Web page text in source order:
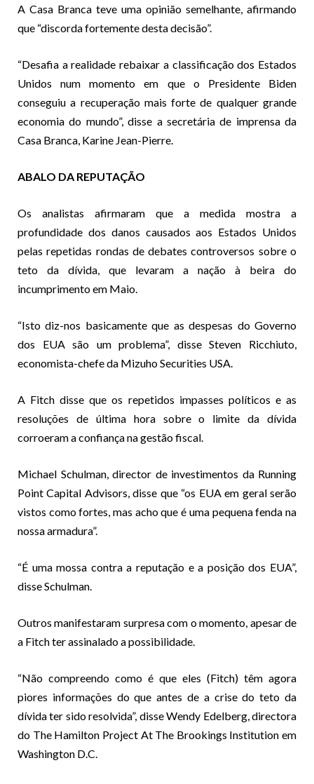
A Casa Branca teve uma opinião semelhante, afirmando
que “discorda fortemente desta decisão”.
“Desafia a realidade rebaixar a classificação dos Estados
Unidos num momento em que o Presidente Biden
conseguiu a recuperação mais forte de qualquer grande
economia do mundo”, disse a secretária de imprensa da
Casa Branca, Karine Jean-Pierre.
ABALO DA REPUTAÇÃO
Os analistas afirmaram que a medida mostra a
profundidade dos danos causados aos Estados Unidos
pelas repetidas rondas de debates controversos sobre o
teto da dívida, que levaram a nação à beira do
incumprimento em Maio.
“Isto diz-nos basicamente que as despesas do Governo
dos EUA são um problema”, disse Steven Ricchiuto,
economista-chefe da Mizuho Securities USA.
A Fitch disse que os repetidos impasses políticos e as
resoluções de última hora sobre o limite da dívida
corroeram a confiança na gestão fiscal.
Michael Schulman, director de investimentos da Running
Point Capital Advisors, disse que “os EUA em geral serão
vistos como fortes, mas acho que é uma pequena fenda na
nossa armadura”.
“É uma mossa contra a reputação e a posição dos EUA”,
disse Schulman.
Outros manifestaram surpresa com o momento, apesar de
a Fitch ter assinalado a possibilidade.
“Não compreendo como é que eles (Fitch) têm agora
piores informações do que antes de a crise do teto da
dívida ter sido resolvida”, disse Wendy Edelberg, directora
do The Hamilton Project At The Brookings Institution em
Washington D.C.